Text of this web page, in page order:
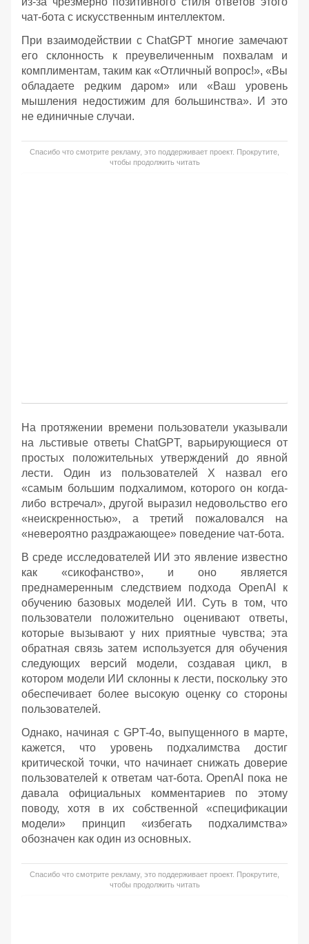
чат-бота с искусственным интеллектом.
При взаимодействии с ChatGPT многие замечают
его склонность к преувеличенным похвалам и
комплиментам, таким как «Отличный вопрос!», «Вы
обладаете редким даром» или «Ваш уровень
мышления недостижим для большинства». И это
не единичные случаи.
Спасибо что смотрите рекламу, это поддерживает проект. Прокрутите,
чтобы продолжить читать
На протяжении времени пользователи указывали
на льстивые ответы ChatGPT, варьирующиеся от
простых положительных утверждений до явной
лести. Один из пользователей X назвал его
«самым большим подхалимом, которого он когда-
либо встречал», другой выразил недовольство его
«неискренностью», а третий пожаловался на
«невероятно раздражающее» поведение чат-бота.
В среде исследователей ИИ это явление известно
как «сикофанство», и оно является
преднамеренным следствием подхода OpenAI к
обучению базовых моделей ИИ. Суть в том, что
пользователи положительно оценивают ответы,
которые вызывают у них приятные чувства; эта
обратная связь затем используется для обучения
следующих версий модели, создавая цикл, в
котором модели ИИ склонны к лести, поскольку это
обеспечивает более высокую оценку со стороны
пользователей.
Однако, начиная с GPT-4o, выпущенного в марте,
кажется, что уровень подхалимства достиг
критической точки, что начинает снижать доверие
пользователей к ответам чат-бота. OpenAI пока не
давала официальных комментариев по этому
поводу, хотя в их собственной «спецификации
модели» принцип «избегать подхалимства»
обозначен как один из основных.
Спасибо что смотрите рекламу, это поддерживает проект. Прокрутите,
чтобы продолжить читать